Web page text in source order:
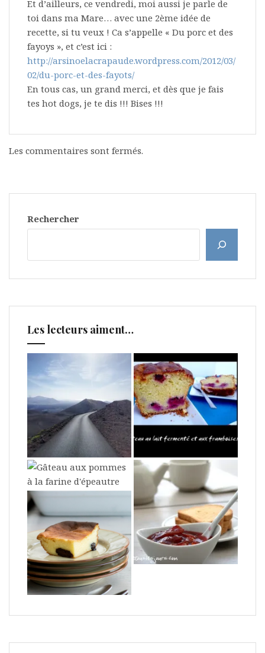
Et d’ailleurs, ce vendredi, moi aussi je parle de
toi dans ma Mare… avec une 2ème idée de
recette, si tu veux ! Ca s’appelle « Du porc et des
fayoys », et c’est ici :
http://arsinoelacrapaude.wordpress.com/2012/03/
02/du-porc-et-des-fayots/
En tous cas, un grand merci, et dès que je fais
tes hot dogs, je te dis !!! Bises !!!
Les commentaires sont fermés.
Rechercher
Les lecteurs aiment…